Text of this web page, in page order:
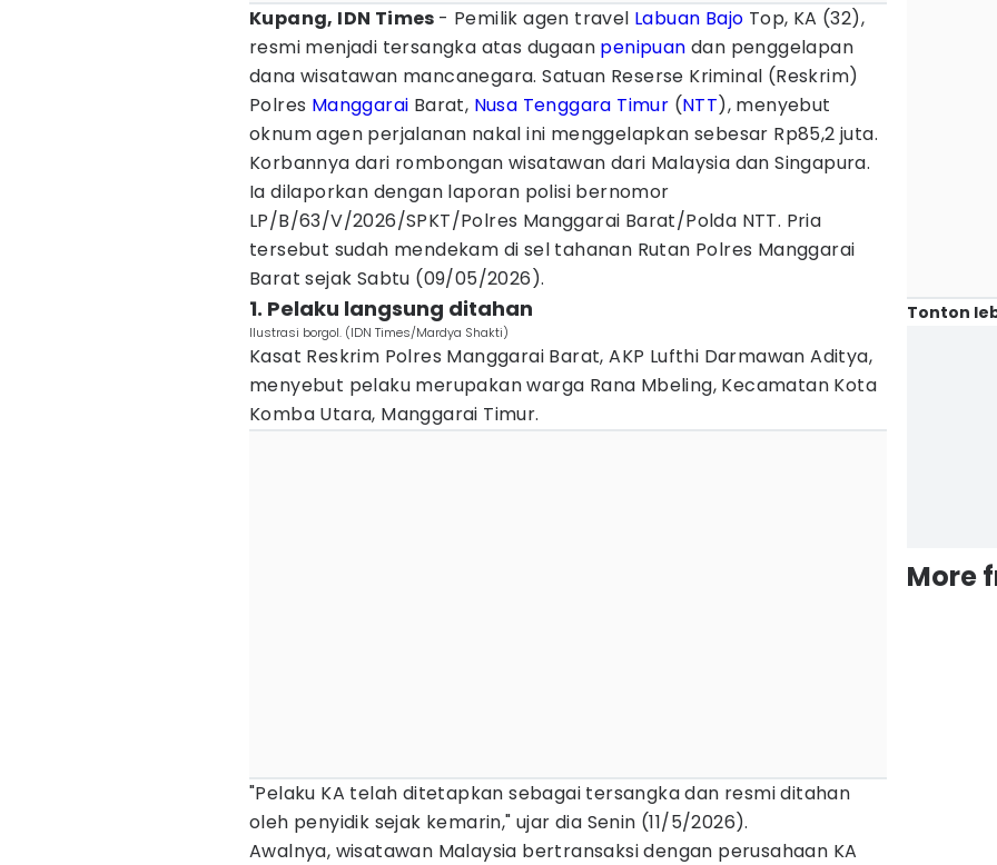
Kupang, IDN Times - Pemilik agen travel Labuan Bajo Top, KA (32),
resmi menjadi tersangka atas dugaan penipuan dan penggelapan
dana wisatawan mancanegara. Satuan Reserse Kriminal (Reskrim)
Polres Manggarai Barat, Nusa Tenggara Timur (NTT), menyebut
oknum agen perjalanan nakal ini menggelapkan sebesar Rp85,2 juta.
Korbannya dari rombongan wisatawan dari Malaysia dan Singapura.
Ia dilaporkan dengan laporan polisi bernomor
LP/B/63/V/2026/SPKT/Polres Manggarai Barat/Polda NTT. Pria
tersebut sudah mendekam di sel tahanan Rutan Polres Manggarai
Barat sejak Sabtu (09/05/2026).
1. Pelaku langsung ditahan
Ilustrasi borgol. (IDN Times/Mardya Shakti)
Kasat Reskrim Polres Manggarai Barat, AKP Lufthi Darmawan Aditya,
menyebut pelaku merupakan warga Rana Mbeling, Kecamatan Kota
Komba Utara, Manggarai Timur.
"Pelaku KA telah ditetapkan sebagai tersangka dan resmi ditahan
oleh penyidik sejak kemarin," ujar dia Senin (11/5/2026).
Awalnya, wisatawan Malaysia bertransaksi dengan perusahaan KA
Tonton
More